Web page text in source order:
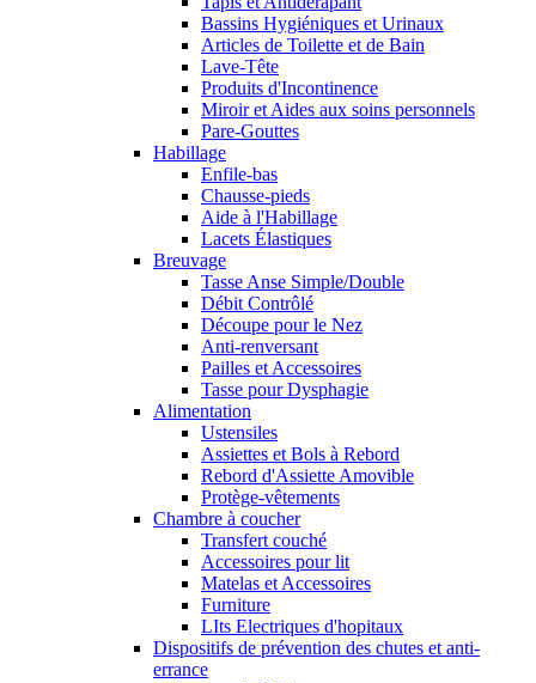
Bassins Hygiéniques et Urinaux
Articles de Toilette et de Bain
Lave-Tête
Produits d'Incontinence
Miroir et Aides aux soins personnels
Pare-Gouttes
Habillage
Enfile-bas
Chausse-pieds
Aide à l'Habillage
Lacets Élastiques
Breuvage
Tasse Anse Simple/Double
Débit Contrôlé
Découpe pour le Nez
Anti-renversant
Pailles et Accessoires
Tasse pour Dysphagie
Alimentation
Ustensiles
Assiettes et Bols à Rebord
Rebord d'Assiette Amovible
Protège-vêtements
Chambre à coucher
Transfert couché
Accessoires pour lit
Matelas et Accessoires
Furniture
LIts Electriques d'hopitaux
Dispositifs de prévention des chutes et anti-
errance